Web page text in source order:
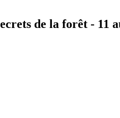
de la forêt - 11